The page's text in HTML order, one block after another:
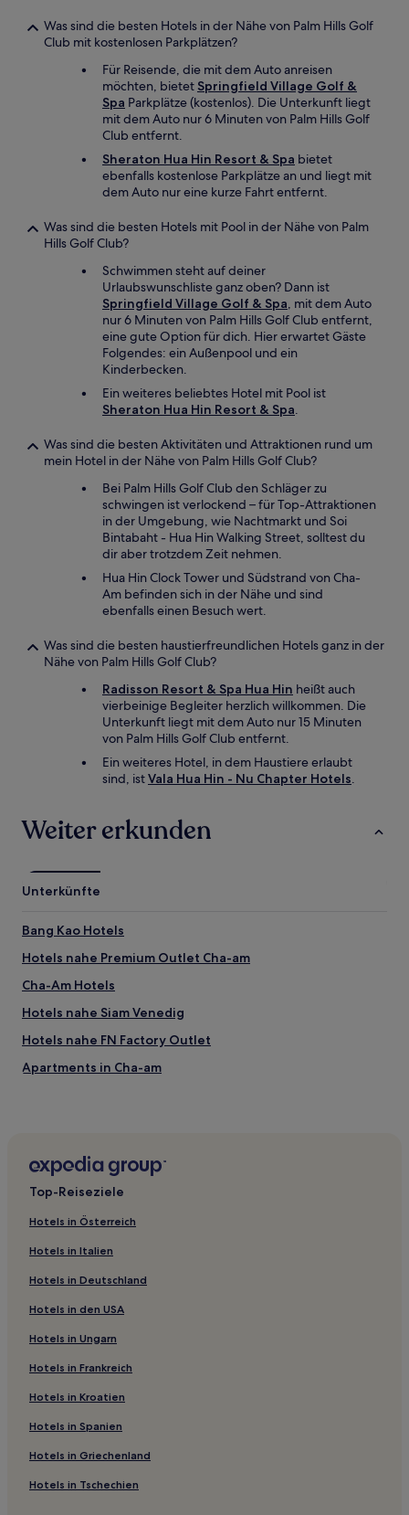
Was sind die besten Hotels in der Nähe von Palm Hills Golf
Club mit kostenlosen Parkplätzen?
Für Reisende, die mit dem Auto anreisen
möchten, bietet Springfield Village Golf &
Spa Parkplätze (kostenlos). Die Unterkunft liegt
mit dem Auto nur 6 Minuten von Palm Hills Golf
Club entfernt.
Sheraton Hua Hin Resort & Spa bietet
ebenfalls kostenlose Parkplätze an und liegt mit
dem Auto nur eine kurze Fahrt entfernt.
Was sind die besten Hotels mit Pool in der Nähe von Palm
Hills Golf Club?
Schwimmen steht auf deiner
Urlaubswunschliste ganz oben? Dann ist
Springfield Village Golf & Spa, mit dem Auto
nur 6 Minuten von Palm Hills Golf Club entfernt,
eine gute Option für dich. Hier erwartet Gäste
Folgendes: ein Außenpool und ein
Kinderbecken.
Ein weiteres beliebtes Hotel mit Pool ist
Sheraton Hua Hin Resort & Spa.
Was sind die besten Aktivitäten und Attraktionen rund um
mein Hotel in der Nähe von Palm Hills Golf Club?
Bei Palm Hills Golf Club den Schläger zu
schwingen ist verlockend – für Top-Attraktionen
in der Umgebung, wie Nachtmarkt und Soi
Bintabaht - Hua Hin Walking Street, solltest du
dir aber trotzdem Zeit nehmen.
Hua Hin Clock Tower und Südstrand von Cha-
Am befinden sich in der Nähe und sind
ebenfalls einen Besuch wert.
Was sind die besten haustierfreundlichen Hotels ganz in der
Nähe von Palm Hills Golf Club?
Radisson Resort & Spa Hua Hin heißt auch
vierbeinige Begleiter herzlich willkommen. Die
Unterkunft liegt mit dem Auto nur 15 Minuten
von Palm Hills Golf Club entfernt.
Ein weiteres Hotel, in dem Haustiere erlaubt
sind, istVala Hua Hin - Nu Chapter Hotels.
Weiter erkunden
Unterkünfte
Bang Kao Hotels
Hotels nahe Premium Outlet Cha-am
Cha-Am Hotels
Hotels nahe Siam Venedig
Hotels nahe FN Factory Outlet
Apartments in Cha-am
Hotels nahe Südstrand von Cha-Am
Hotels nahe Phet Beach
Klat Luang Hotels
Hotels nahe Cha-am Waldpark
Top-Reiseziele
Hotels in Österreich
Hotels in Italien
Hotels in Deutschland
Hotels in den USA
Hotels in Ungarn
Hotels in Frankreich
Hotels in Kroatien
Hotels in Spanien
Hotels in Griechenland
Hotels in Tschechien